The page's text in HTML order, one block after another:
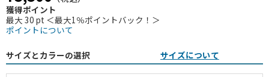
獲得ポイント
最大 30 pt ＜最大1％ポイントバック！＞
ポイントについて
サイズとカラーの選択 サイズについて